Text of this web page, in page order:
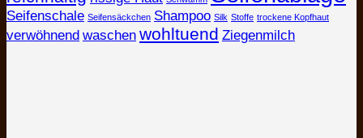
Seifenschale Seifensäckchen Shampoo Silk Stoffe trockene Kopfhaut
verwöhnend waschen wohltuend Ziegenmilch